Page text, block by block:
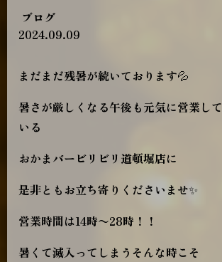
ブログ
2024.09.09
まだまだ残暑が続いております💦
暑さが厳しくなる午後も元気に営業して
いる
おかまバービリビリ道頓堀店に
是非ともお立ち寄りくださいませ✨
営業時間は14時〜28時！！
暑くて滅入ってしまうそんな時こそ